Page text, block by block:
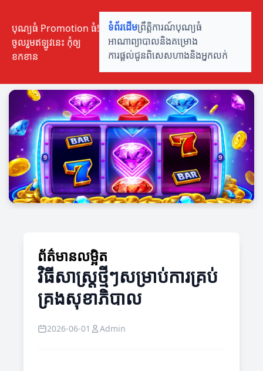
បុណ្យធំ Promotion ធំ!
ចូលរួមឥឡូវនេះ កុំឲ្យ
ខកខាន
ទំព័រដើមព្រឹត្តិការណ៍បុណ្យធំ
អាណាព្យាបាលនិងគម្រោង
ការផ្តល់ជូនពិសេសហាងនិងអ្នកលក់
ព័ត៌មានលម្អិត
វិធីសាស្ត្រថ្មីៗសម្រាប់ការគ្រប់
គ្រងសុខាភិបាល
2026-06-01 Admin